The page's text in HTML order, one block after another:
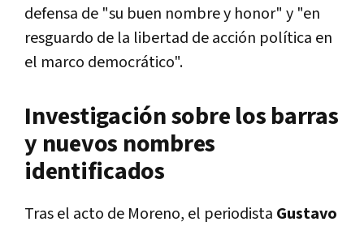
defensa de "su buen nombre y honor" y "en
resguardo de la libertad de acción política en
el marco democrático".
Investigación sobre los barras
y nuevos nombres
identificados
Tras el acto de Moreno, el periodista Gustavo